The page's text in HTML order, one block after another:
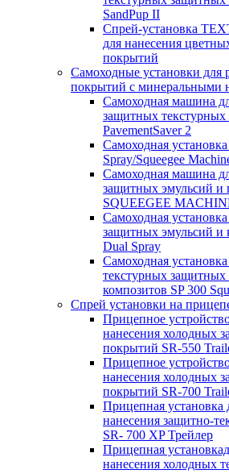
SandPup II
Спрей-установка
для нанесения
покрытий
Самоходные установки для
покрытий с минеральными
Самоходная машина
защитных текстурных
PavementSaver 2
Самоходная
Spray/Squeegee
Самоходная машина
защитных эмульсий и
SQUEEGEE
Самоходная
защитных эмульсий и
Dual Spray
Самоходная
текстурных защитных
композитов SP 300
Спрей установки на
Прицепное
нанесения холодных
покрытий SR-550
Прицепное
нанесения холодных
покрытий SR-700
Прицепная установка
нанесения защитно-
SR- 700 XP Трейлер
Прицепная
нанесения холодных